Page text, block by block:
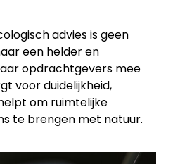
advies is geen
een helder en
opdrachtgevers mee
voor duidelijkheid,
om ruimtelijke
te brengen met natuur.